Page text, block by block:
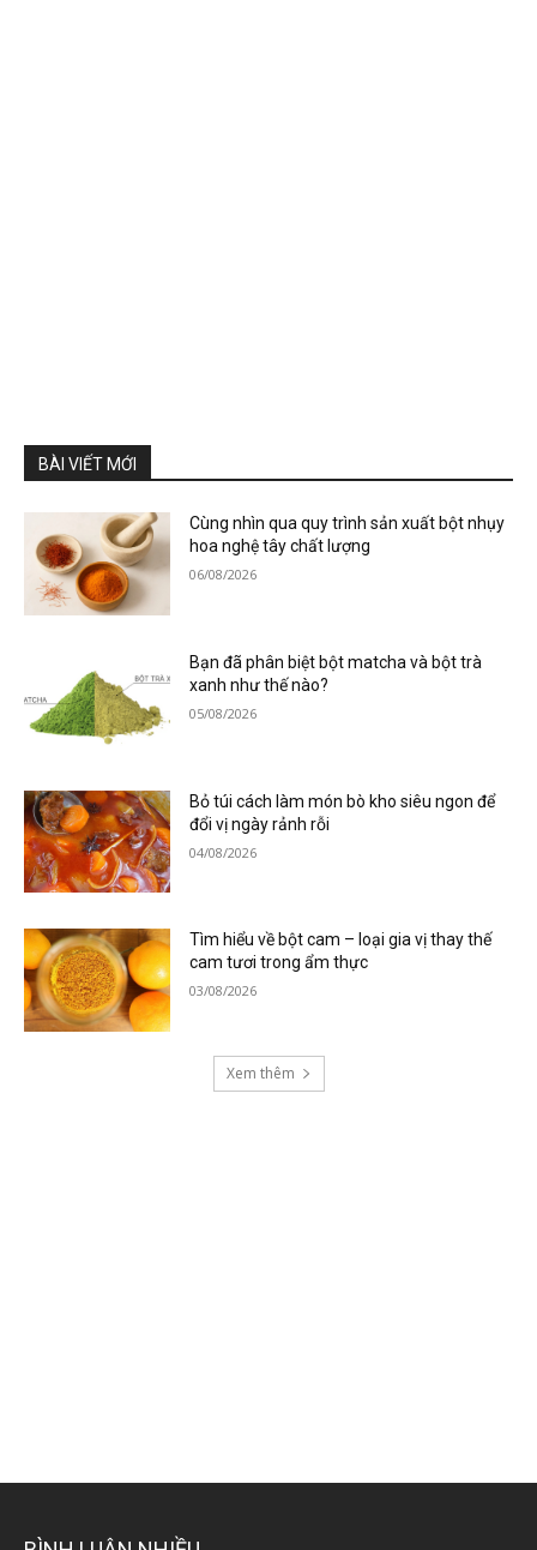
BÀI VIẾT MỚI
Cùng nhìn qua quy trình sản xuất bột nhụy
hoa nghệ tây chất lượng
06/08/2026
Bạn đã phân biệt bột matcha và bột trà
xanh như thế nào?
05/08/2026
Bỏ túi cách làm món bò kho siêu ngon để
đổi vị ngày rảnh rỗi
04/08/2026
Tìm hiểu về bột cam – loại gia vị thay thế
cam tươi trong ẩm thực
03/08/2026
Xem thêm